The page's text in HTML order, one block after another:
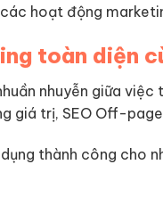
hoạt động
toàn diện
nhuyễn giữa việc
giá trị, SEO Off-
thành công cho